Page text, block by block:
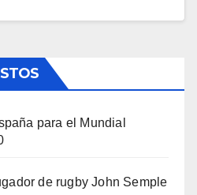
para el Mundial
de rugby John Semple